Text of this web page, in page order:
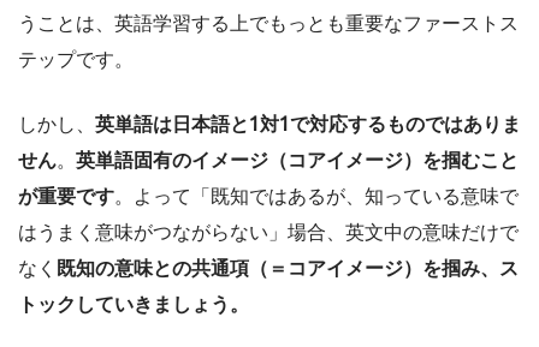
うことは、英語学習する上でもっとも重要なファーストス
テップです。
しかし、 英単語は日本語と1対1で対応するものではありま
せん。 英単語固有のイメージ（コアイメージ）を掴むこと
が重要です。よって「既知ではあるが、知っている意味で
はうまく意味がつながらない」場合、英文中の意味だけで
なく 既知の意味との共通項（＝コアイメージ）を掴み、ス
トックしていきましょう。